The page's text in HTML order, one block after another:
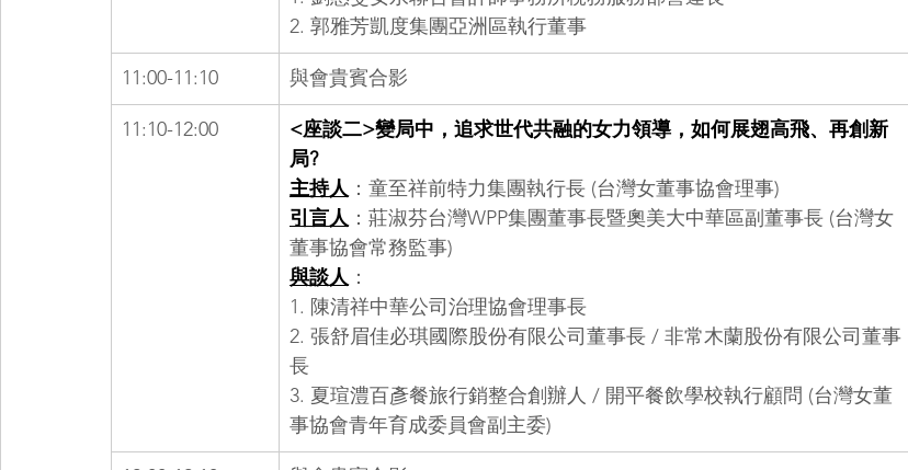
2. 郭雅芳凱度集團亞洲區執行董事
11:00-11:10 與會貴賓合影
11:10-12:00
<座談二>變局中，追求世代共融的女力領導，如何展翅高飛、再創新
局?
主持人 ：童至祥前特力集團執行長 (台灣女董事協會理事)
引言人 ：莊淑芬台灣WPP集團董事長暨奧美大中華區副董事長 (台灣女
董事協會常務監事)
與談人 ：
1. 陳清祥中華公司治理協會理事長
2. 張舒眉佳必琪國際股份有限公司董事長 / 非常木蘭股份有限公司董事
長
3. 夏瑄澧百彥餐旅行銷整合創辦人 / 開平餐飲學校執行顧問 (台灣女董
事協會青年育成委員會副主委)